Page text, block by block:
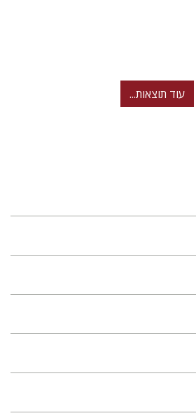
עוד תוצאות...